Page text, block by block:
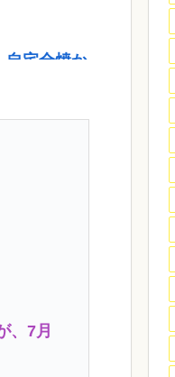
自宅全焼か
！！？」
直して研ぎ
、7月